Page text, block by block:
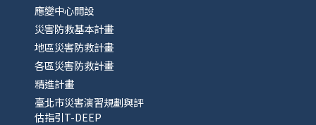
應變中心開設
災害防救基本計畫
地區災害防救計畫
各區災害防救計畫
精進計畫
臺北市災害演習規劃與評
估指引T-DEEP